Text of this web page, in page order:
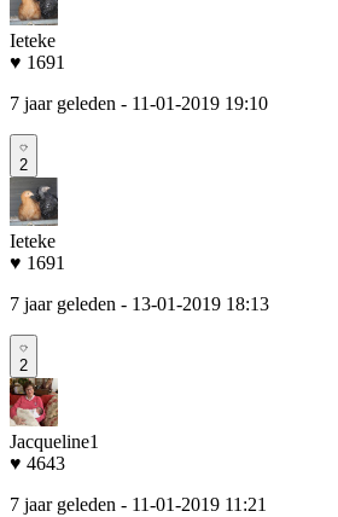
Ieteke
♥ 1691
7 jaar geleden - 11-01-2019 19:10
2
Ieteke
♥ 1691
7 jaar geleden - 13-01-2019 18:13
2
Jacqueline1
♥ 4643
7 jaar geleden - 11-01-2019 11:21